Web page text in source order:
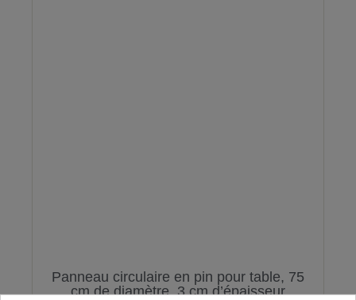
Panneau circulaire en pin pour table, 75
cm de diamètre, 3 cm d’épaisseur